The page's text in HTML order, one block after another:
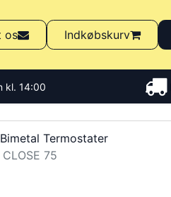
os Indkøbskurv
kl. 14:00
Bimetal Termostater
75